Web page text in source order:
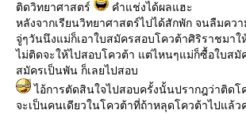
ติดวิทยาศาสตร์
คำแช่งได้ผลแฮะ
หลังจากเรียนวิทยาศาสตร์ไปได้สักพัก จนลืมคว
จู่ๆวันนึงแม่ก็เอาใบสมัครสอบโควต้าศิริราชมาใ
ไม่ติดจะให้ไปสอบโควต้า แต่ไหนๆแม่ก็ซื้อใบสมั
สมัครเป็นพัน ก็เลยไปสอบ
ไอ้การตัดสินใจไปสอบครั้งนั้นปรากฎว่าติดโ
จะเป็นคนเดียวในโควต้าที่ถ้าหลุดโควต้าไปแล้ว